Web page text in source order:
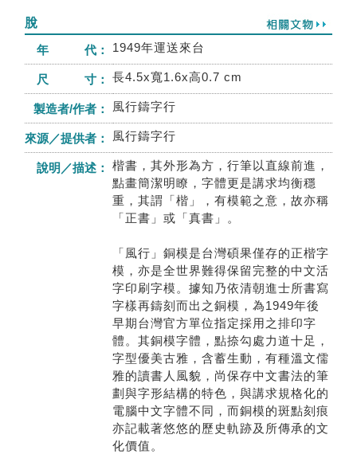
脫
年 代：
1949年運送來台
尺 寸： 長4.5x寬1.6x高0.7 cm
製造者/作者： 風行鑄字行
來源／提供者： 風行鑄字行
說明／描述：
楷書，其外形為方，行筆以直線前進，
點畫簡潔明瞭，字體更是講求均衡穩
重，其謂「楷」，有模範之意，故亦稱
「正書」或「真書」。
「風行」銅模是台灣碩果僅存的正楷字
模，亦是全世界難得保留完整的中文活
字印刷字模。據知乃依清朝進士所書寫
字樣再鑄刻而出之銅模，為1949年後
早期台灣官方單位指定採用之排印字
體。其銅模字體，點捺勾處力道十足，
字型優美古雅，含蓄生動，有種溫文儒
雅的讀書人風貌，尚保存中文書法的筆
劃與字形結構的特色，與講求規格化的
電腦中文字體不同，而銅模的斑點刻痕
亦記載著悠悠的歷史軌跡及所傳承的文
化價值。